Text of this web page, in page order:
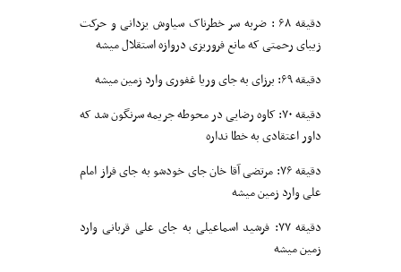
دقیقه ۶۸ : ضربه سر خطرناک سیاوش یزدانی و حرکت
زیبای رحمتی که مانع فروریزی دروازه استقلال میشه
دقیقه ۶۹: برزای به جای وریا غفوری وارد زمین میشه
دقیقه ۷۰: کاوه رضایی در محوطه جریمه سرنگون شد که
داور اعتقادی به خطا نداره
دقیقه ۷۶: مرتضی آقا خان جای خودشو به جای فراز امام
علی وارد زمین میشه
دقیقه ۷۷: فرشید اسماعیلی به جای علی قربانی وارد
زمین میشه